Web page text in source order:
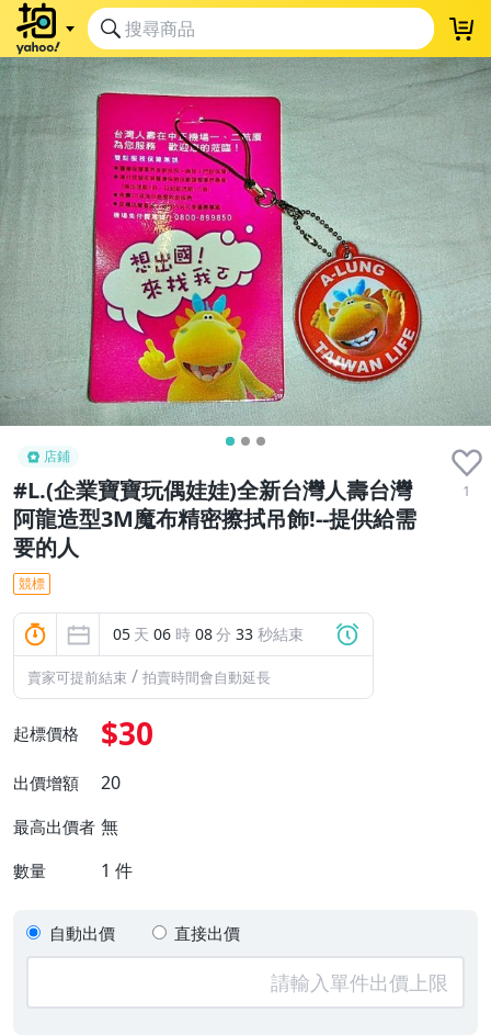
店鋪
#L.(企業寶寶玩偶娃娃)全新台灣人壽台灣
阿龍造型3M魔布精密擦拭吊飾!--提供給需
要的人
1
競標
05 天 06 時 08分 32 秒結束
賣家可提前結束 / 拍賣時間會自動延長
起標價格 $30
出價增額 20
最高出價者 無
數量 1 件
自動出價 直接出價